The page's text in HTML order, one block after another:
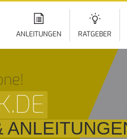
ANLEITUNGEN RATGEBER